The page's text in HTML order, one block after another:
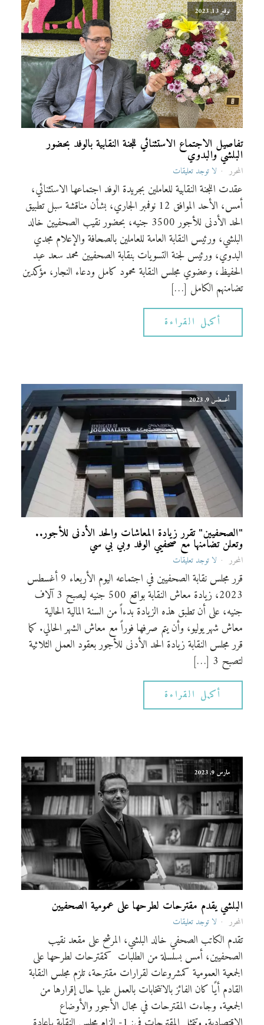
نوفمبر 13, 2023
تفاصيل الاجتماع الاستثنائي للجنة النقابية بالوفد بحضور
البلشي والبدوي
المحرر لا توجد تعليقات
عقدت اللجنة النقابية للعاملين بجريدة الوفد اجتماعها الاستثنائي،
أمس، الأحد الموافق 12 نوفمبر الجاري، بشأن مناقشة سبل تطبيق
الحد الأدنى للأجور 3500 جنيه، بحضور نقيب الصحفيين خالد
البلشي، ورئيس النقابة العامة للعاملين بالصحافة والإعلام مجدي
البدوي، ورئيس لجنة التسويات بنقابة الصحفيين محمد سعد عبد
الحفيظ، وعضوي مجلس النقابة محمود كامل ودعاء النجار، مؤكدين
تضامنهم الكامل […]
أكمل القراءة
أغسطس 9, 2023
"الصحفيين" تقرر زيادة المعاشات والحد الأدنى للأجور..
وتعلن تضامنها مع صحفيي الوفد وبي بي سي
المحرر لا توجد تعليقات
قرر مجلس نقابة الصحفيين في اجتماعه اليوم الأربعاء 9 أغسطس
2023، زيادة معاش النقابة بواقع 500 جنيه ليصبح 3 آلاف
جنيه، على أن تطبق هذه الزيادة بدءاً من السنة المالية الحالية
معاش شهر يوليو، وأن يتم صرفها فوراً مع معاش الشهر الحالي. كما
قرر مجلس النقابة زيادة الحد الأدنى للأجور بعقود العمل الثلاثية
لتصبح 3 […]
أكمل القراءة
مارس 9, 2023
البلشي يقدم مقترحات لطرحها على عمومية الصحفيين
المحرر لا توجد تعليقات
تقدم الكاتب الصحفي خالد البلشي، المرشح على مقعد نقيب
الصحفيين، أمس بسلسلة من الطلبات كمقترحات لطرحها على
الجمعية العمومية كمشروعات لقرارات مقترحة، تلزم مجلس النقابة
القادم أيًا كان الفائز بالانتخابات بالعمل عليها حال إقرارها من
الجمعية. وجاءت المقترحات في مجال الأجور والأوضاع